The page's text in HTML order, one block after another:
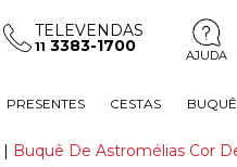
TELEVENDAS
11 3383-1700 AJUDA
PRESENTES CESTAS
| Buquê De Astromélias Cor